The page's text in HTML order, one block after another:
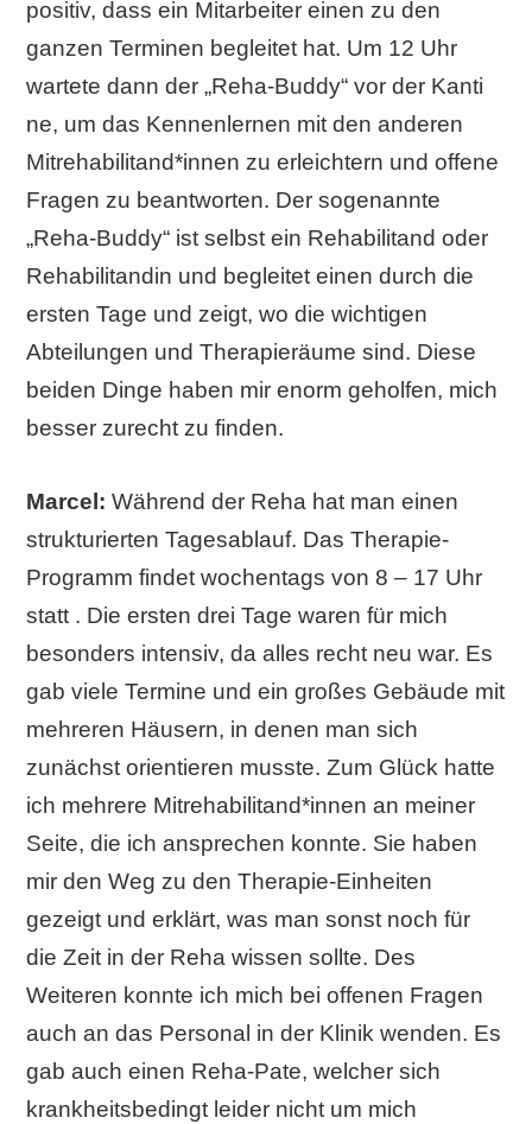
positiv, dass ein Mitarbeiter einen zu den
ganzen Terminen begleitet hat. Um 12 Uhr
wartete dann der „Reha-Buddy“ vor der Kanti
ne, um das Kennenlernen mit den anderen
Mitrehabilitand*innen zu erleichtern und offene
Fragen zu beantworten. Der sogenannte
„Reha-Buddy“ ist selbst ein Rehabilitand oder
Rehabilitandin und begleitet einen durch die
ersten Tage und zeigt, wo die wichtigen
Abteilungen und Therapieräume sind. Diese
beiden Dinge haben mir enorm geholfen, mich
besser zurecht zu finden.
Marcel: Während der Reha hat man einen
strukturierten Tagesablauf. Das Therapie-
Programm findet wochentags von 8 – 17 Uhr
statt . Die ersten drei Tage waren für mich
besonders intensiv, da alles recht neu war. Es
gab viele Termine und ein großes Gebäude mit
mehreren Häusern, in denen man sich
zunächst orientieren musste. Zum Glück hatte
ich mehrere Mitrehabilitand*innen an meiner
Seite, die ich ansprechen konnte. Sie haben
mir den Weg zu den Therapie-Einheiten
gezeigt und erklärt, was man sonst noch für
die Zeit in der Reha wissen sollte. Des
Weiteren konnte ich mich bei offenen Fragen
auch an das Personal in der Klinik wenden. Es
gab auch einen Reha-Pate, welcher sich
krankheitsbedingt leider nicht um mich